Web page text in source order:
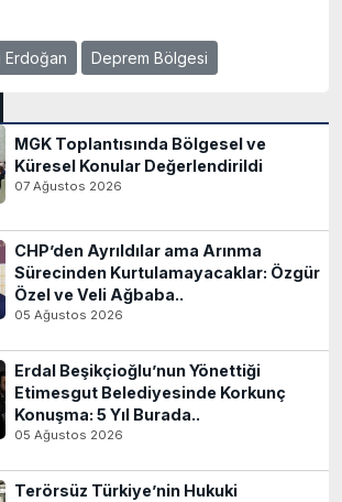
Erdoğan Deprem Bölgesi
MGK Toplantısında Bölgesel ve
Küresel Konular Değerlendirildi
07 Ağustos 2026
CHP’den Ayrıldılar ama Arınma
Sürecinden Kurtulamayacaklar: Özgür
Özel ve Veli Ağbaba..
05 Ağustos 2026
Erdal Beşikçioğlu’nun Yönettiği
Etimesgut Belediyesinde Korkunç
Konuşma: 5 Yıl Burada..
05 Ağustos 2026
Terörsüz Türkiye’nin Hukuki